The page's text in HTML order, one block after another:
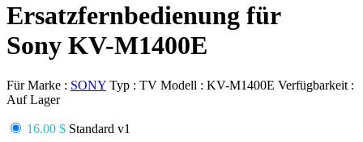
Ersatzfernbedienung für
Sony KV-M1400E
Für Marke : SONY Typ : TV Modell : KV-M1400E Verfügbarkeit :
Auf Lager
16.00 $ Standard v1